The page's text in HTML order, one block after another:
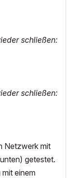
schließen:
schließen:
Netzwerk mit
getestet.
einem